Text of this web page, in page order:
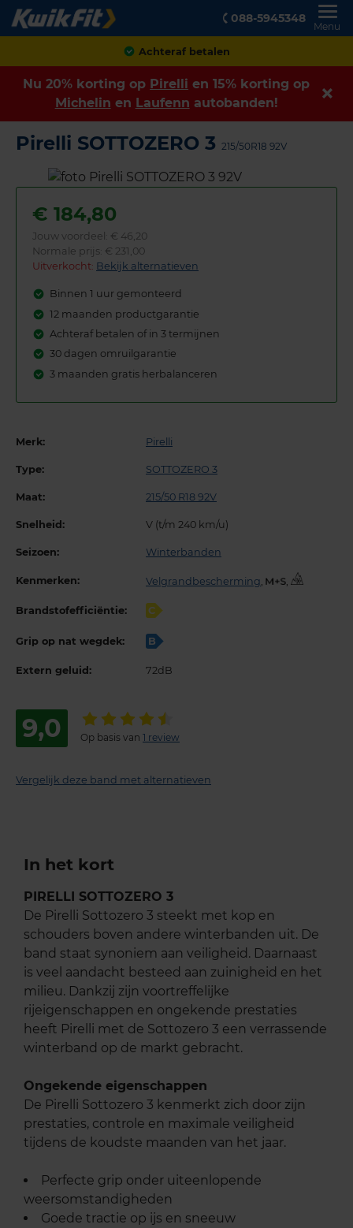
088-5945348
Menu
Achteraf betalen
Nu 20% korting op Pirelli en 15% korting op
Michelin en Laufenn autobanden!
Pirelli SOTTOZERO 3 215/50R18 92V
€ 184,80
Jouw voordeel: € 46,20
Normale prijs: € 231,00
Uitverkocht: Bekijk alternatieven
Binnen 1 uur gemonteerd
12 maanden productgarantie
Achteraf betalen of in 3 termijnen
30 dagen omruilgarantie
3 maanden gratis herbalanceren
Merk: Pirelli
Type: SOTTOZERO 3
Maat: 215/50 R18 92V
Snelheid: V (t/m 240 km/u)
Seizoen: Winterbanden
Kenmerken: Velgrandbescherming, ,
Brandstofefficiëntie: C
Grip op nat wegdek: B
Extern geluid: 72dB
9,0 Op basis van 1 review
Vergelijk deze band met alternatieven
In het kort
PIRELLI SOTTOZERO 3
De Pirelli Sottozero 3 steekt met kop en
schouders boven andere winterbanden uit. De
band staat synoniem aan veiligheid. Daarnaast
is veel aandacht besteed aan zuinigheid en het
milieu. Dankzij zijn voortreffelijke
rijeigenschappen en ongekende prestaties
heeft Pirelli met de Sottozero 3 een verrassende
winterband op de markt gebracht.
Ongekende eigenschappen
De Pirelli Sottozero 3 kenmerkt zich door zijn
prestaties, controle en maximale veiligheid
tijdens de koudste maanden van het jaar.
Perfecte grip onder uiteenlopende
weersomstandigheden
Goede tractie op ijs en sneeuw